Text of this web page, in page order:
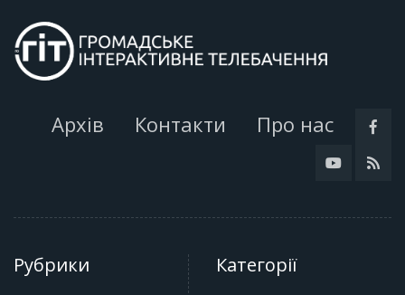
Архів Контакти Про нас
Рубрики Категорії